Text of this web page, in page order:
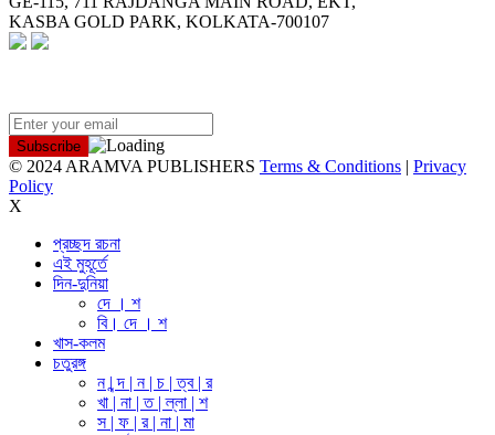
KASBA GOLD PARK, KOLKATA-700107
© 2024 ARAMVA PUBLISHERS Terms & Conditions | Privacy
Policy
X
প্রচ্ছদ রচনা
এই মুহূর্তে
দিন-দুনিয়া
দে । শ
বি। দে । শ
খাস-কলম
চতুরঙ্গ
ন | ন্দ | ন | চ | ত্ব | র
খা | না | ত | ল্লা | শ
স | ফ | র | না | মা